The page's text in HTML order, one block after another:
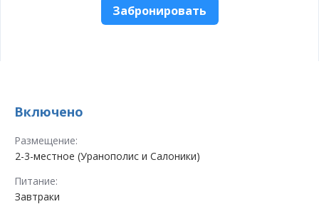
Забронировать
Включено
Размещение:
2-3-местное (Уранополис и Салоники)
Питание:
Завтраки